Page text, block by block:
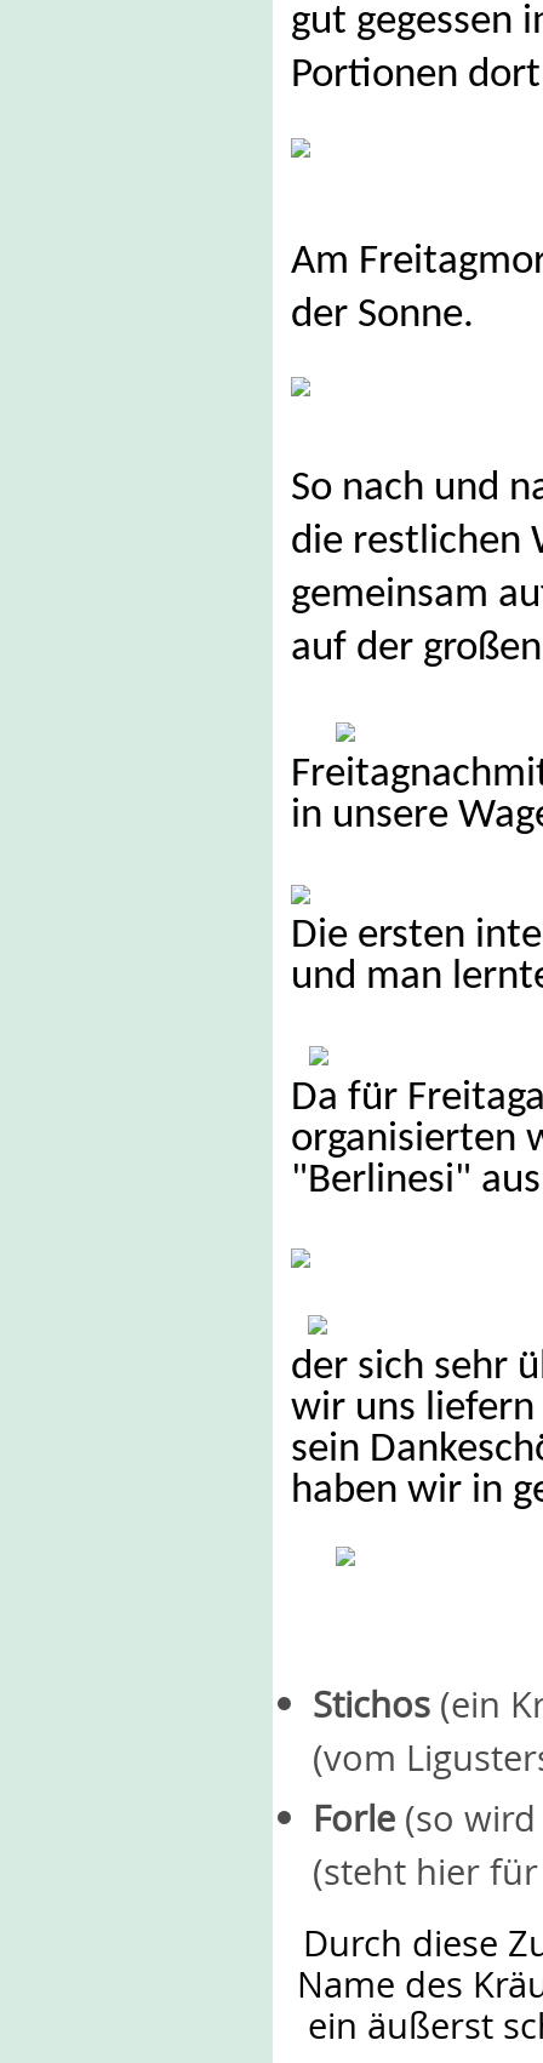
gut gegessen
Portionen
Am
der Sonne.
So nach und
die restlichen
gemeinsam
auf der
in unsere
Die ersten
und man
Da für
organisierten
"Berlinesi"
der sich sehr
wir uns
sein
haben wir in
Stichos (ein
(vom
Forle (so
(steht hier
Durch diese
Name des
ein äußerst